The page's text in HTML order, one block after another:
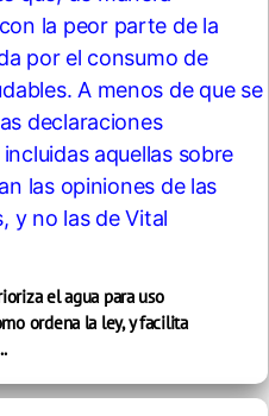
el agua para uso
ordena la ley, y facilita